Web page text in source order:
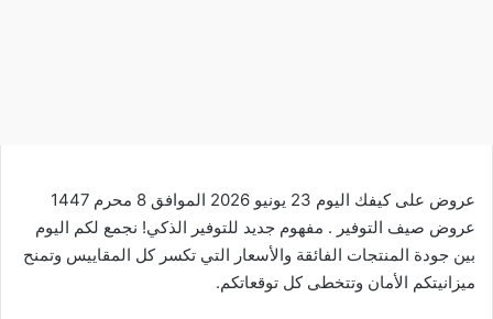
عروض على كيفك اليوم 23 يونيو 2026 الموافق 8 محرم 1447
عروض صيف التوفير . مفهوم جديد للتوفير الذكي! نجمع لكم اليوم
بين جودة المنتجات الفائقة والأسعار التي تكسر كل المقاييس وتمنح
ميزانيتكم الأمان وتتخطى كل توقعاتكم.